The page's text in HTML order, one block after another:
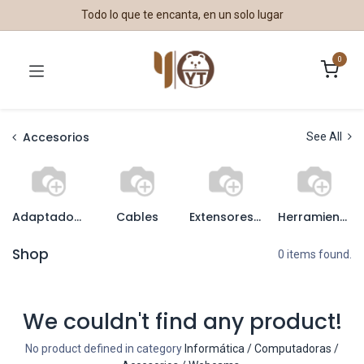
Todo lo que te encanta, en un solo lugar
0
Accesorios See All
Adaptadores Cables Extensores, Splitters y Switches Herramientas
Shop 0 items found.
We couldn't find any product!
No product defined in category Informática / Computadoras /